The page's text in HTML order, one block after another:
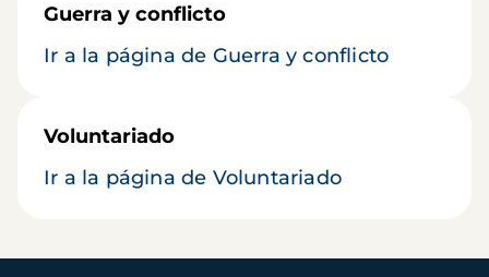
Guerra y conflicto
Ir a la página de Guerra y conflicto
Voluntariado
Ir a la página de Voluntariado